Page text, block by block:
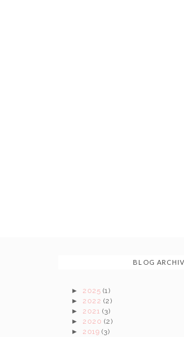
BLOG
► 2025 (1)
► 2022 (2)
► 2021 (3)
► 2020 (2)
► 2019 (3)